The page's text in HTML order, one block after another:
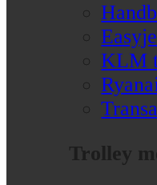
KLM
Trolley